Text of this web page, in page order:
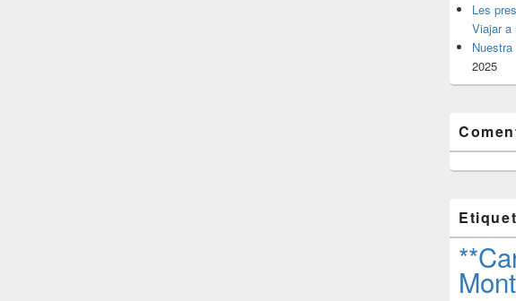
Les
Viajar a
2025